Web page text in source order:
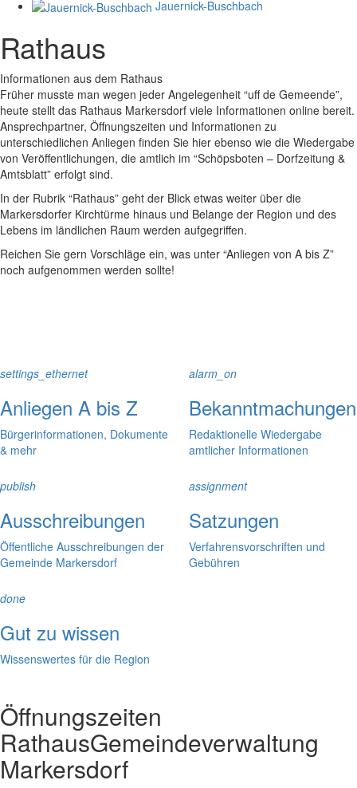
Jauernick-Buschbach
Rathaus
Informationen aus dem Rathaus
Früher musste man wegen jeder Angelegenheit “uff de Gemeende”,
heute stellt das Rathaus Markersdorf viele Informationen online bereit.
Ansprechpartner, Öffnungszeiten und Informationen zu
unterschiedlichen Anliegen finden Sie hier ebenso wie die Wiedergabe
von Veröffentlichungen, die amtlich im “Schöpsboten – Dorfzeitung &
Amtsblatt” erfolgt sind.
In der Rubrik “Rathaus” geht der Blick etwas weiter über die
Markersdorfer Kirchtürme hinaus und Belange der Region und des
Lebens im ländlichen Raum werden aufgegriffen.
Reichen Sie gern Vorschläge ein, was unter “Anliegen von A bis Z”
noch aufgenommen werden sollte!
settings_ethernet
Anliegen A bis Z
Bürgerinformationen, Dokumente
& mehr
alarm_on
Bekanntmachungen
Redaktionelle Wiedergabe
amtlicher Informationen
publish
Ausschreibungen
Öffentliche Ausschreibungen der
Gemeinde Markersdorf
assignment
Satzungen
Verfahrensvorschriften und
Gebühren
done
Gut zu wissen
Wissenswertes für die Region
Öffnungszeiten
RathausGemeindeverwaltung
Markersdorf